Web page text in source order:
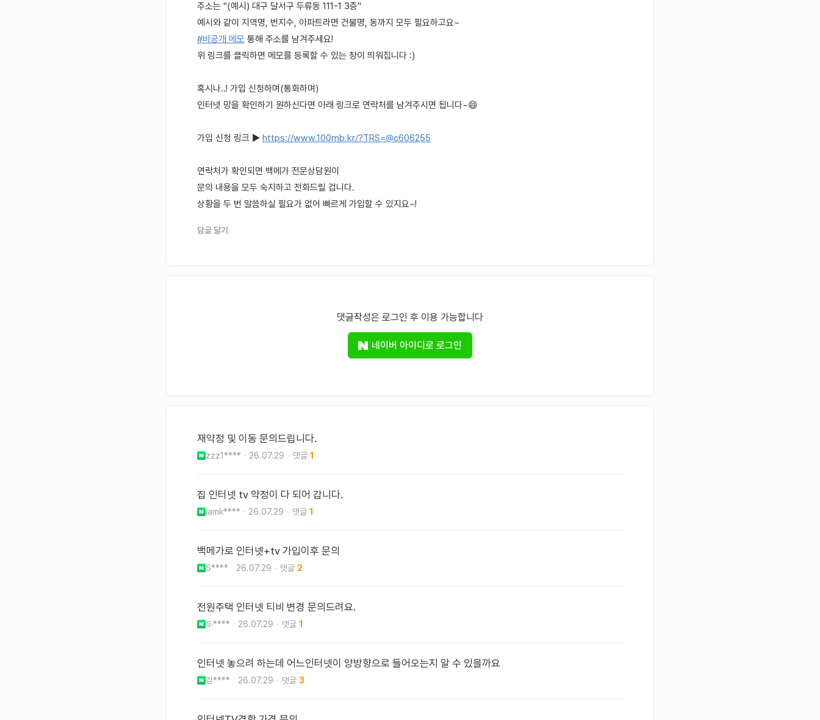
주소는 "(예시) 대구 달서구 두류동 111-1 3층"
예시와 같이 지역명, 번지수, 아파트라면 건물명, 동까지 모두 필요하고요~
#비공개 메모 통해 주소를 남겨주세요!
위 링크를 클릭하면 메모를 등록할 수 있는 창이 띄워집니다 :)
혹시나..! 가입 신청하며(통화하며)
인터넷 망을 확인하기 원하신다면 아래 링크로 연락처를 남겨주시면 됩니다~😄
가입 신청 링크 ▶ https://www.100mb.kr/?TRS=@c606255
연락처가 확인되면 백메가 전문상담원이
문의 내용을 모두 숙지하고 전화드릴 겁니다.
상황을 두 번 말씀하실 필요가 없어 빠르게 가입할 수 있지요~!
답글 달기
댓글작성은 로그인 후 이용 가능합니다
네이버 아이디로 로그인
재약정 및 이동 문의드립니다.
zzz1**** 26.07.29 1
집 인터넷 tv 약정이 다 되어 갑니다.
iamk**** 26.07.29 1
백메가로 인터넷+tv 가입이후 문의
S**** 26.07.29 2
전원주택 인터넷 티비 변경 문의드려요.
두**** 26.07.29 1
인터넷 놓으려 하는데 어느인터넷이 양방향으로 들어오는지 알 수 있을까요
강**** 26.07.29 3